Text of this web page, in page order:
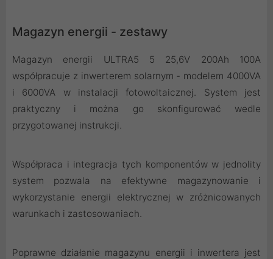
Magazyn energii - zestawy
Magazyn energii ULTRA5 5 25,6V 200Ah 100A
współpracuje z inwerterem solarnym - modelem 4000VA
i 6000VA w instalacji fotowoltaicznej. System jest
praktyczny i można go skonfigurować wedle
przygotowanej instrukcji.
Współpraca i integracja tych komponentów w jednolity
system pozwala na efektywne magazynowanie i
wykorzystanie energii elektrycznej w zróżnicowanych
warunkach i zastosowaniach.
Poprawne działanie magazynu energii i inwertera jest